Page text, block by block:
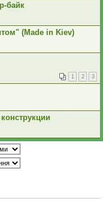
байк
(Made in Kiev)
1 2 3